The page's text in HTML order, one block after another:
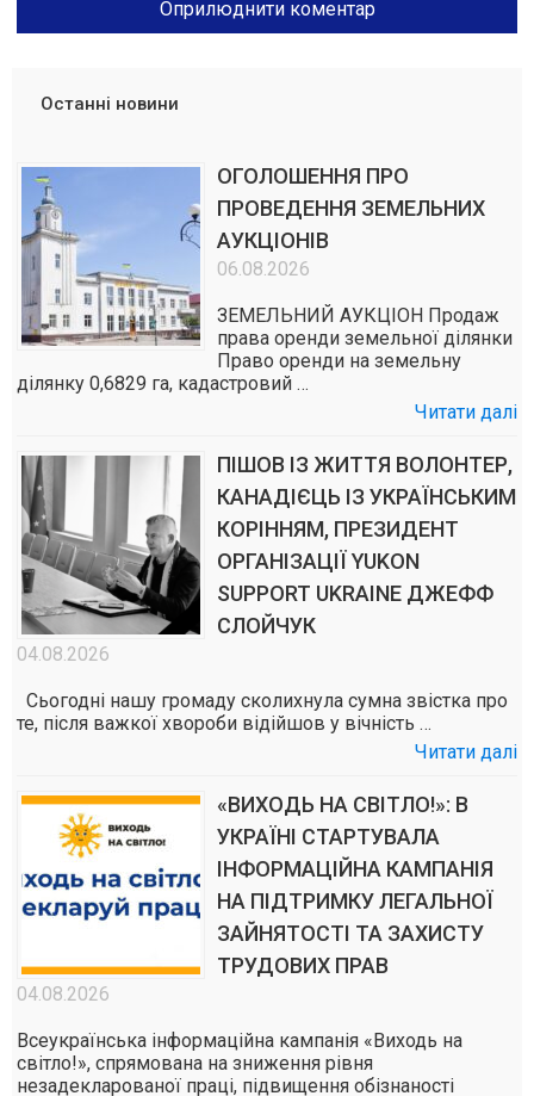
Останні новини
ОГОЛОШЕННЯ ПРО
ПРОВЕДЕННЯ ЗЕМЕЛЬНИХ
АУКЦІОНІВ
06.08.2026
ЗЕМЕЛЬНИЙ АУКЦІОН Продаж
права оренди земельної ділянки
Право оренди на земельну
ділянку 0,6829 га, кадастровий …
Читати далі
ПІШОВ ІЗ ЖИТТЯ ВОЛОНТЕР,
КАНАДІЄЦЬ ІЗ УКРАЇНСЬКИМ
КОРІННЯМ, ПРЕЗИДЕНТ
ОРГАНІЗАЦІЇ YUKON
SUPPORT UKRAINE ДЖЕФФ
СЛОЙЧУК
04.08.2026
Сьогодні нашу громаду сколихнула сумна звістка про
те, після важкої хвороби відійшов у вічність …
Читати далі
«ВИХОДЬ НА СВІТЛО!»: В
УКРАЇНІ СТАРТУВАЛА
ІНФОРМАЦІЙНА КАМПАНІЯ
НА ПІДТРИМКУ ЛЕГАЛЬНОЇ
ЗАЙНЯТОСТІ ТА ЗАХИСТУ
ТРУДОВИХ ПРАВ
04.08.2026
Всеукраїнська інформаційна кампанія «Виходь на
світло!», спрямована на зниження рівня
незадекларованої праці, підвищення обізнаності